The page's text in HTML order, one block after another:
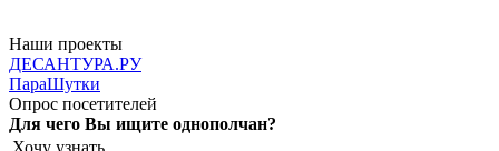
Наши проекты
ДЕСАНТУРА.РУ
ПараШутки
Опрос посетителей
Для чего Вы ищите однополчан?
Хочу узнать,